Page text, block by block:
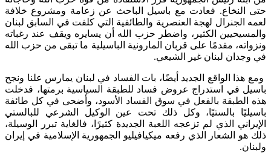
حتى النخاع. فعادت مع باسيل الباحث عن زعامة ومشروع خلافة
لعمه الجنرال لهجة العنصرية والطائفية التي كلفت في السابق لبنان
والمسيحيين الكثير، واضطر حزب الله أن يسايره ويقف عند رغباته
ونزواته، مقدمًا على قربان المارونية الباسيلية ما تبقى من حزب الله
في وجدان لبنان غير الشيعي.
ومع هذا الواقع الجديد أيضًا، بات الفساد في لبنان يمارس علنا ونجح
باسيل في استدراج عروض فساد للطبقة السياسية برمتها، فدخلت
هذه الطبقة بالفعل في سوق الفساد الأسود، وأضحى في كل طائفة
باسيليًا بالستيًا، وكل ذلك تحت عين الوكيل الشرعي للبالستي
الإيراني الذي لم تزعجه اللعبة الجديدة كثيرًا، فالغاية تبرر الوسيلة،
ذلك هو الشعار الذي رفعه ميكيافيليو الجمهورية الإسلامية في إيران
ولبنان.